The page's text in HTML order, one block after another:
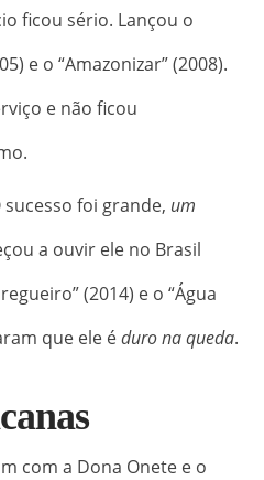
ficou sério. Lançou o
e o “Amazonizar” (2008).
e não ficou
sucesso foi grande, um
a ouvir ele no Brasil
(2014) e o “Água
que ele éduro na queda.
com a Dona Onete e o